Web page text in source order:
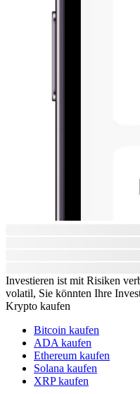
Investieren ist mit Risiken
volatil, Sie könnten Ihre
Krypto kaufen
Bitcoin kaufen
ADA kaufen
Ethereum kaufen
Solana kaufen
XRP kaufen